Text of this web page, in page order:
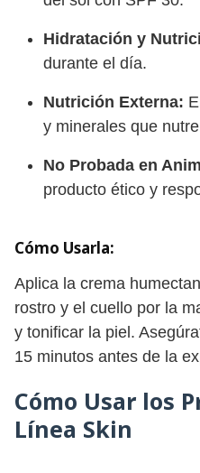
Hidratación y
durante el día.
Nutrición Externa:
y minerales que
No Probada en
producto ético y
Cómo Usarla:
Aplica la crema
rostro y el cuello por la
y tonificar la piel.
15 minutos antes de la
Cómo Usar los
Línea Skin